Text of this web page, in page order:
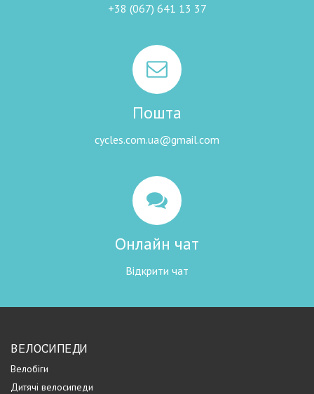
+38 (067) 641 13 37
Пошта
cycles.com.ua@gmail.com
Онлайн чат
Відкрити чат
ВЕЛОСИПЕДИ
Велобіги
Дитячі велосипеди